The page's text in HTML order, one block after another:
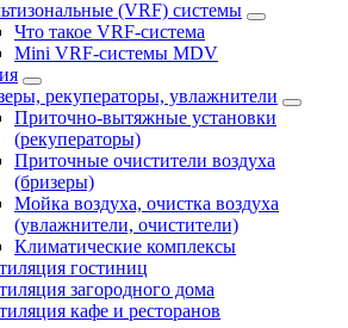
(VRF) системы
Что такое VRF-система
Mini VRF-системы MDV
рекуператоры, увлажнители
Приточно-вытяжные установки
(рекуператоры)
Приточные очистители воздуха
(бризеры)
Мойка воздуха, очистка воздуха
(увлажнители, очистители)
Климатические комплексы
гостиниц
загородного дома
кафе и ресторанов